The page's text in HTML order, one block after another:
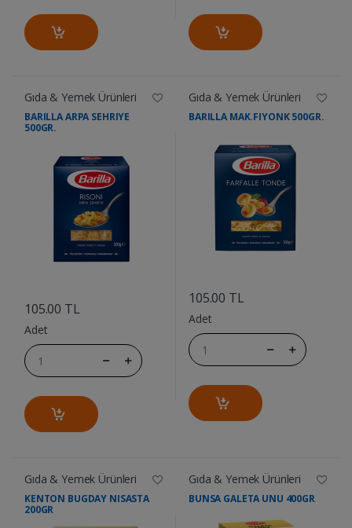
Gıda & Yemek Ürünleri
BARILLA ARPA SEHRIYE
500GR.
105.00 TL
Adet
Gıda & Yemek Ürünleri
BARILLA MAK.FIYONK 500GR.
105.00 TL
Adet
Gıda & Yemek Ürünleri
KENTON BUGDAY NISASTA
200GR
Gıda & Yemek Ürünleri
BUNSA GALETA UNU 400GR